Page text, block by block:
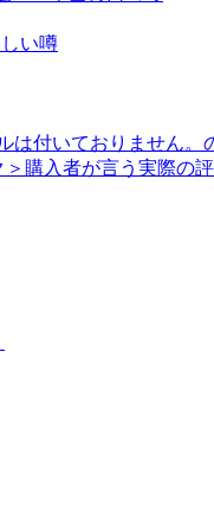
い噂
付いておりません。
購入者が言う実際の評